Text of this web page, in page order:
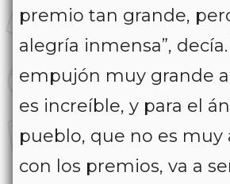
premio tan grande,
alegría inmensa”, decía.
empujón muy grande a
es increíble, y para el
pueblo, que no es muy
con los premios, va a